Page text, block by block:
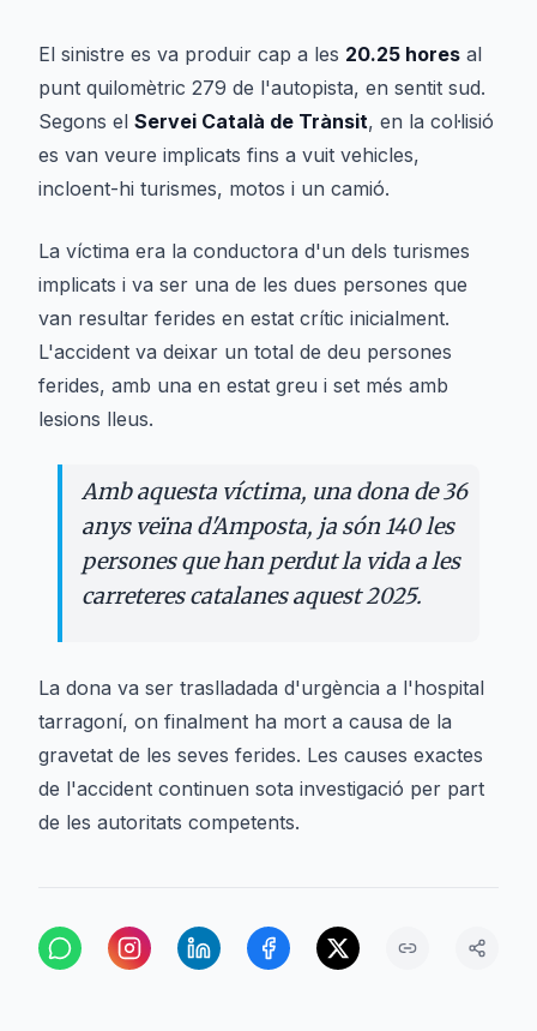
El sinistre es va produir cap a les 20.25 hores al
punt quilomètric 279 de l'autopista, en sentit sud.
Segons el Servei Català de Trànsit, en la col·lisió
es van veure implicats fins a vuit vehicles,
incloent-hi turismes, motos i un camió.
La víctima era la conductora d'un dels turismes
implicats i va ser una de les dues persones que
van resultar ferides en estat crític inicialment.
L'accident va deixar un total de deu persones
ferides, amb una en estat greu i set més amb
lesions lleus.
Amb aquesta víctima, una dona de 36
anys veïna d'Amposta, ja són 140 les
persones que han perdut la vida a les
carreteres catalanes aquest 2025.
La dona va ser traslladada d'urgència a l'hospital
tarragoní, on finalment ha mort a causa de la
gravetat de les seves ferides. Les causes exactes
de l'accident continuen sota investigació per part
de les autoritats competents.